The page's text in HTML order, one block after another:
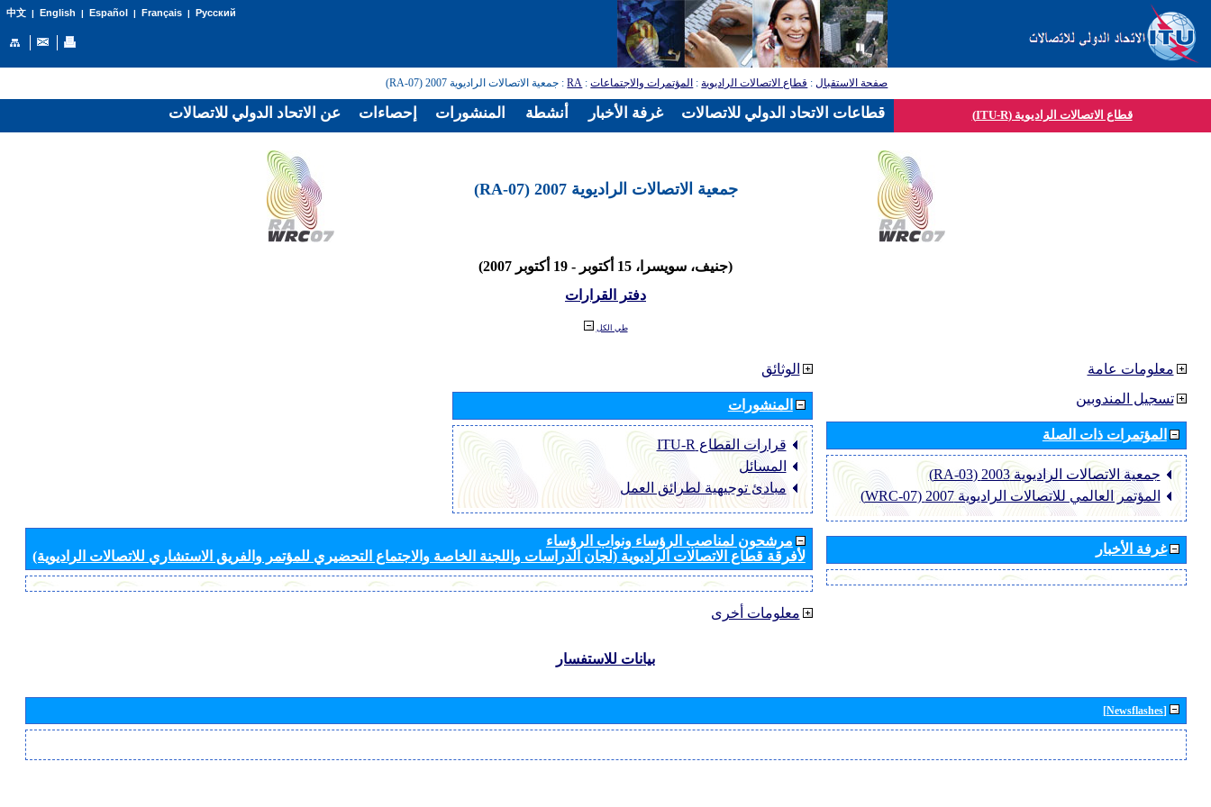
中文| English | Español | Français| Русский
صفحة الاستقبال: قطاع الاتصالات الراديوية: المؤتمرات والاجتماعات:
RA: جمعية الاتصالات الراديوية 2007 (RA-07)
قطاع الاتصالات الراديوية (ITU-R)
جمعية الاتصالات الراديوية 2007 (RA-07)
(جنيف، سويسرا، 15 أكتوبر - 19 أكتوبر 2007)
دفتر القرارات
طي الكل
الوثائق
المنشورات
قرارات القطاع ‏ITU-R
المسائل
مبادئ توجيهية لطرائق العمل
مرشحون لمناصب الرؤساء ونواب الرؤساء
لأفرقة قطاع الاتصالات الراديوية (لجان الدراسات واللجنة الخاصة والاجتماع التحضيري للمؤتمر والفريق الاستشاري للاتصالات الراديوية)
معلومات أخرى
معلومات عامة
تسجيل المندوبين
المؤتمرات ذات الصلة
جمعية الاتصالات الراديوية 2003 (RA-03)
المؤتمر العالمي للاتصالات الراديوية 2007 (WRC-07)
غرفة الأخبار
بيانات للاستفسار
[Newsflashes]
عن الاتحاد الدولي للاتصالات إحصاءات المنشورات أنشطة غرفة الأخبار قطاعات الاتحاد الدولي للاتصالات